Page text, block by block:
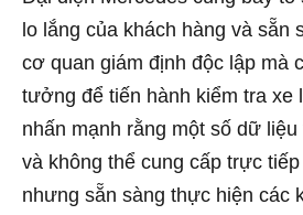
lo lắng của khách hàng và sẵn
cơ quan giám định độc lập mà
tưởng để tiến hành kiểm tra xe
nhấn mạnh rằng một số dữ
và không thể cung cấp trực
nhưng sẵn sàng thực hiện các